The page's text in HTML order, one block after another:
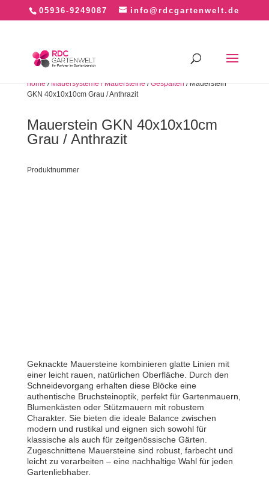
05936-9249087 info@rdcgartenwelt.de
home/Mauersysteme / Mauersteine/Gespalten/ Mauerstein
GKN 40x10x10cm Grau / Anthrazit
Mauerstein GKN 40x10x10cm
Grau / Anthrazit
Produktnummer
Geknackte Mauersteine kombinieren glatte Linien mit
einer leicht rauen, natürlichen Oberfläche. Durch den
Schneidevorgang erhalten diese Blöcke eine
authentische Bruchsteinoptik, perfekt für Gartenmauern,
Blumenkästen oder Stützmauern mit robustem
Charakter. Sie bieten die ideale Balance zwischen
modern und rustikal und eignen sich sowohl für
klassische als auch für zeitgenössische Gärten.
Zugeschnittene Mauersteine ​​sind robust, farbecht und
leicht zu verarbeiten – eine nachhaltige Wahl für jeden
Gartenliebhaber.